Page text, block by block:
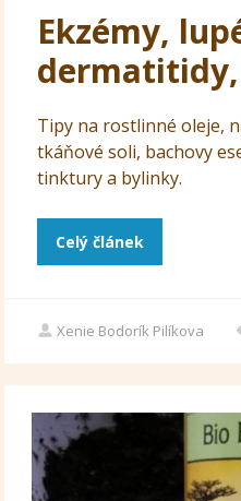
Ekzémy,
Tipy na rostlinné oleje,
tkáňové soli, bachovy
tinktury a bylinky.
Celý článek
Xenie Bodorík Pilíkova